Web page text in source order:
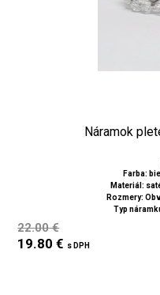
Náramok
Farba:
Materiál:
Rozmery:
Typ
22.00 €
19.80 € s DPH